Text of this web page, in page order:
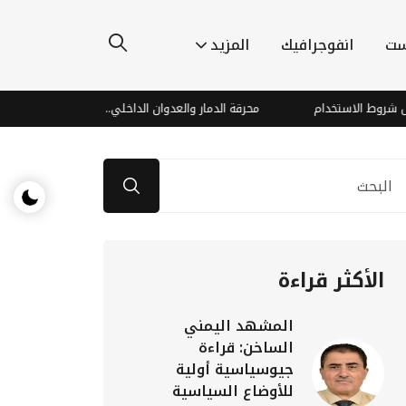
انفوجرافيك المزيد
محرقة الدمار والعدوان الداخلي.. حين ترتدّ آلة القتل
الأكثر قراءة
المشهد اليمني
الساخن: قراءة
جيوسياسية أولية
للأوضاع السياسية